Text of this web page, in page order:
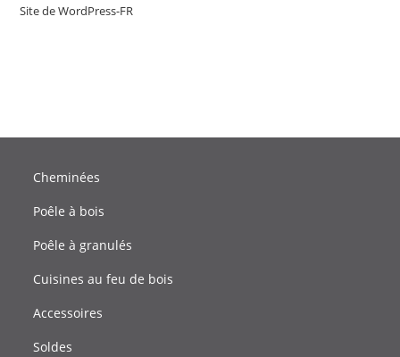
Site de WordPress-FR
Cheminées
Poêle à bois
Poêle à granulés
Cuisines au feu de bois
Accessoires
Soldes